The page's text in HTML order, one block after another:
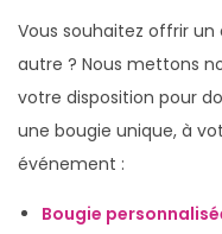
Vous souhaitez offrir
autre ? Nous mettons
votre disposition pour
une bougie unique, à
événement :
Bougie